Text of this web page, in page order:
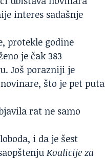
interes sadašnje
protekle godine
je čak 383
Još porazniji je
što je pet puta
rat ne samo
i da je šest
Koalicije za